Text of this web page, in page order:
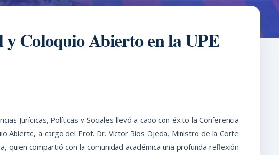
Coloquio Abierto en la UPE
Jurídicas, Políticas y Sociales llevó a cabo con éxito la Conferencia
Abierto, a cargo del Prof. Dr. Víctor Ríos Ojeda, Ministro de la Corte
quien compartió con la comunidad académica una profunda reflexión